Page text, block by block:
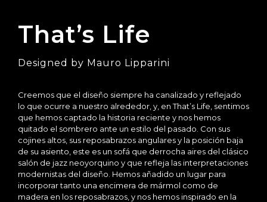
That’s Life
Designed by Mauro Lipparini
Creemos que el diseño siempre ha canalizado y reflejado
lo que ocurre a nuestro alrededor, y, en That’s Life, sentimos
que hemos captado la historia reciente y nos hemos
quitado el sombrero ante un estilo del pasado. Con sus
cojines altos, sus reposabrazos angulares y la posición baja
de su asiento, este es un sofá que derrocha aires del clásico
salón de jazz neoyorquino y que refleja las interpretaciones
modernistas del diseño. Hemos añadido un lugar para
incorporar tanto una encimera de mármol como de
madera en los reposabrazos, y nos hemos inspirado en la